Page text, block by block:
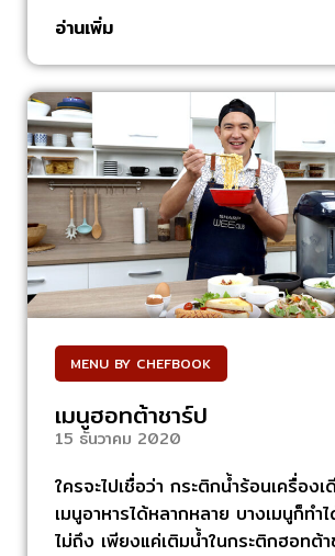
อ่านเพิ่ม
MENU BY CHEFBOOK
เมนูฮอทต้าชาร์ป
15 ธันวาคม 2020
ใครจะไปเชื่อว่า กระติกน้ำร้อนเครื่อง
เมนูอาหารได้หลากหลาย บางเมนูก็ทำ
ไม่ถึง เพียงแค่เติมน้ำในกระติกฮอทต้า